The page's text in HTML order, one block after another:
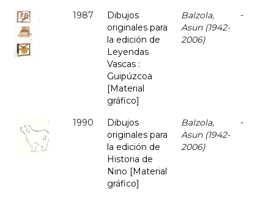
1987
Dibujos
originales para
la edición de
Leyendas
Vascas :
Guipúzcoa
[Material
gráfico]
Balzola,
Asun (1942-
2006)
-
1990
Dibujos
originales para
la edición de
Historia de
Nino [Material
gráfico]
Balzola,
Asun (1942-
2006)
-